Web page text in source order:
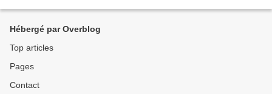
Hébergé par Overblog
Top articles
Pages
Contact